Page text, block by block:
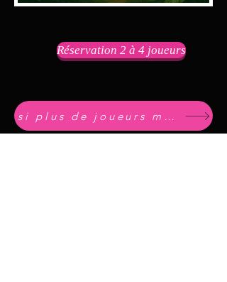
Réservation 2 à 4 joueurs
si plus de joueurs me